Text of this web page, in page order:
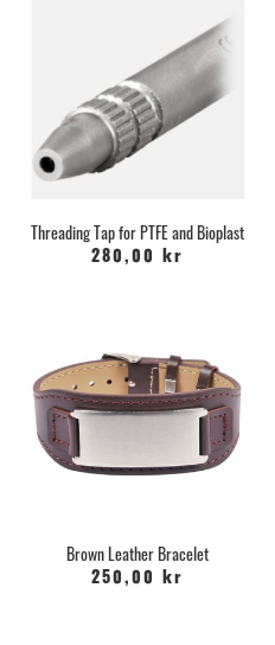
Threading Tap for PTFE and Bioplast
280,00 kr
Brown Leather Bracelet
250,00 kr